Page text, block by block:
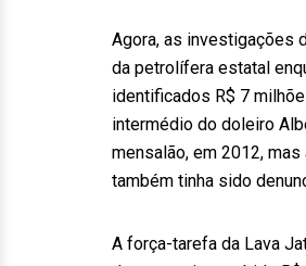
Agora, as investigações
da petrolífera estatal
identificados R$ 7
intermédio do doleiro
mensalão, em 2012,
também tinha sido
A força-tarefa da Lava